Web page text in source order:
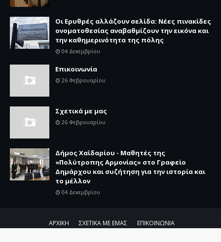
Οι Ερυθρές αλλάζουν σελίδα: Νέες πινακίδες
ονοματοθεσίας αναβαθμίζουν την εικόνα και
την καθημερινότητα της πόλης
04 Δεκεμβρίου
Επικοινωνία
26 Φεβρουαρίου
Σχετικά με μας
26 Φεβρουαρίου
Δήμος Χαϊδαρίου - Μαθητές της
«Πολύτροπης Αρμονίας» στο Γραφείο
Δημάρχου και συζήτηση για την ιστορία και
το μέλλον
04 Δεκεμβρίου
ΑΡΧΙΚΗ ΣΧΕΤΙΚΑ ΜΕ ΕΜΑΣ
ΕΠΙΚΟΙΝΩΝΙΑ